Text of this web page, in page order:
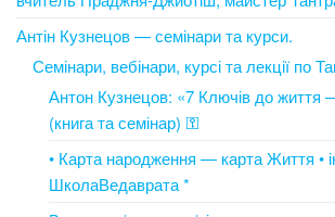
Антін Кузнецов — семінари та курси.
Семінари, вебінари, курсі та лекції по
Антон Кузнецов: «7 Ключів до життя
(книга та семінар) ⚿
• Карта народження — карта Життя •
ШколаВедаврата *